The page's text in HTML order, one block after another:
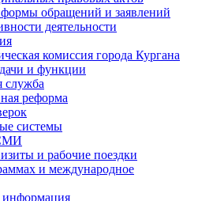
обращений и заявлений
деятельности
комиссия города Кургана
и функции
служба
реформа
системы
и рабочие поездки
и международное
информация